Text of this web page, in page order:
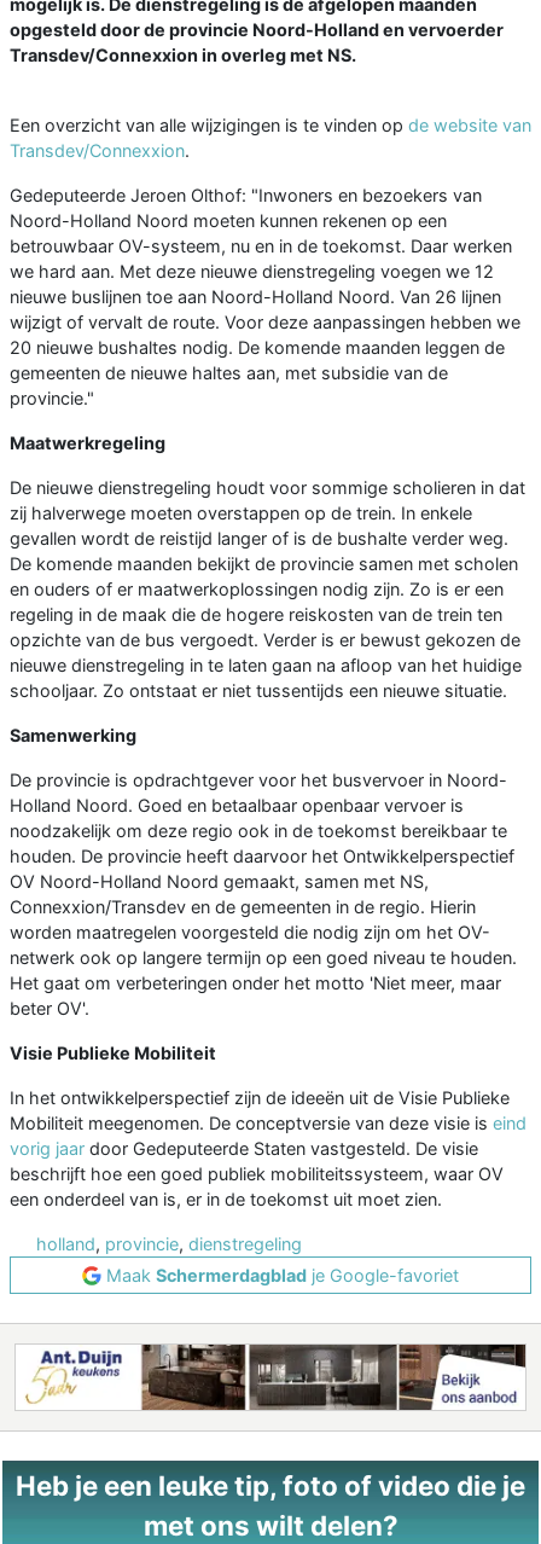
mogelijk is. De dienstregeling is de afgelopen maanden
opgesteld door de provincie Noord-Holland en vervoerder
Transdev/Connexxion in overleg met NS.
Een overzicht van alle wijzigingen is te vinden op de website van
Transdev/Connexxion.
Gedeputeerde Jeroen Olthof: "Inwoners en bezoekers van
Noord-Holland Noord moeten kunnen rekenen op een
betrouwbaar OV-systeem, nu en in de toekomst. Daar werken
we hard aan. Met deze nieuwe dienstregeling voegen we 12
nieuwe buslijnen toe aan Noord-Holland Noord. Van 26 lijnen
wijzigt of vervalt de route. Voor deze aanpassingen hebben we
20 nieuwe bushaltes nodig. De komende maanden leggen de
gemeenten de nieuwe haltes aan, met subsidie van de
provincie."
Maatwerkregeling
De nieuwe dienstregeling houdt voor sommige scholieren in dat
zij halverwege moeten overstappen op de trein. In enkele
gevallen wordt de reistijd langer of is de bushalte verder weg.
De komende maanden bekijkt de provincie samen met scholen
en ouders of er maatwerkoplossingen nodig zijn. Zo is er een
regeling in de maak die de hogere reiskosten van de trein ten
opzichte van de bus vergoedt. Verder is er bewust gekozen de
nieuwe dienstregeling in te laten gaan na afloop van het huidige
schooljaar. Zo ontstaat er niet tussentijds een nieuwe situatie.
Samenwerking
De provincie is opdrachtgever voor het busvervoer in Noord-
Holland Noord. Goed en betaalbaar openbaar vervoer is
noodzakelijk om deze regio ook in de toekomst bereikbaar te
houden. De provincie heeft daarvoor het Ontwikkelperspectief
OV Noord-Holland Noord gemaakt, samen met NS,
Connexxion/Transdev en de gemeenten in de regio. Hierin
worden maatregelen voorgesteld die nodig zijn om het OV-
netwerk ook op langere termijn op een goed niveau te houden.
Het gaat om verbeteringen onder het motto 'Niet meer, maar
beter OV'.
Visie Publieke Mobiliteit
In het ontwikkelperspectief zijn de ideeën uit de Visie Publieke
Mobiliteit meegenomen. De conceptversie van deze visie is eind
vorig jaar door Gedeputeerde Staten vastgesteld. De visie
beschrijft hoe een goed publiek mobiliteitssysteem, waar OV
een onderdeel van is, er in de toekomst uit moet zien.
holland, provincie, dienstregeling
Maak Schermerdagblad je Google-favoriet
Heb je een leuke tip, foto of video die je
met ons wilt delen?